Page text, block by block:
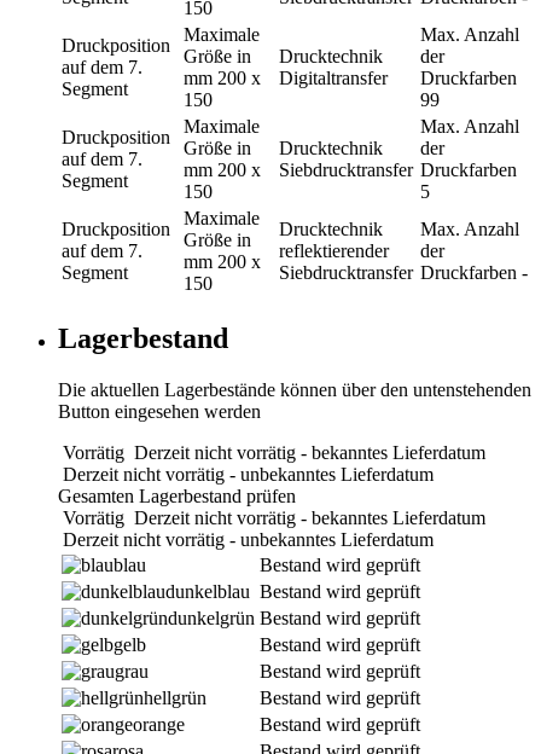
150
Druckposition
auf dem 7.
Segment
Maximale
Größe in
mm 200 x
150
Drucktechnik
Digitaltransfer
Max. Anzahl
der
Druckfarben
99
Druckposition
auf dem 7.
Segment
Maximale
Größe in
mm 200 x
150
Drucktechnik
Siebdrucktransfer
Max. Anzahl
der
Druckfarben
5
Druckposition
auf dem 7.
Segment
Maximale
Größe in
mm 200 x
150
Drucktechnik
reflektierender
Siebdrucktransfer
Max. Anzahl
der
Druckfarben -
Lagerbestand
Die aktuellen Lagerbestände können über den untenstehenden
Button eingesehen werden
Vorrätig Derzeit nicht vorrätig - bekanntes Lieferdatum
Derzeit nicht vorrätig - unbekanntes Lieferdatum
Gesamten Lagerbestand prüfen
Vorrätig Derzeit nicht vorrätig - bekanntes Lieferdatum
Derzeit nicht vorrätig - unbekanntes Lieferdatum
blau
Bestand wird geprüft
dunkelblau Bestand wird geprüft
dunkelgrün Bestand wird geprüft
gelb
Bestand wird geprüft
grau
Bestand wird geprüft
hellgrün
Bestand wird geprüft
orange
Bestand wird geprüft